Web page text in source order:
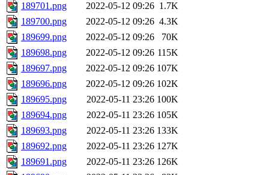
189701.png
2022-05-12 09:26 1.7K
189700.png
2022-05-12 09:26 4.3K
189699.png
2022-05-12 09:26
70K
189698.png
2022-05-12 09:26 115K
189697.png
2022-05-12 09:26 107K
189696.png
2022-05-12 09:26 102K
189695.png
2022-05-11 23:26 100K
189694.png
2022-05-11 23:26 105K
189693.png
2022-05-11 23:26 133K
189692.png
2022-05-11 23:26 127K
189691.png
2022-05-11 23:26 126K